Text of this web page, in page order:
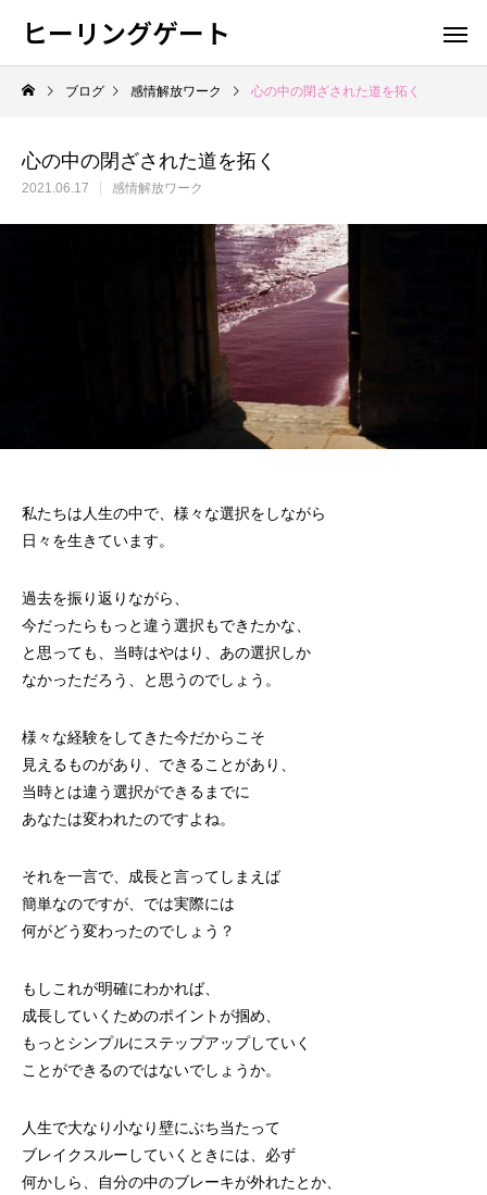
ヒーリングゲート
ブログ 感情解放ワーク 心の中の閉ざされた道を拓く
心の中の閉ざされた道を拓く
2021.06.17 感情解放ワーク
私たちは人生の中で、様々な選択をしながら
日々を生きています。
過去を振り返りながら、
今だったらもっと違う選択もできたかな、
と思っても、当時はやはり、あの選択しか
なかっただろう、と思うのでしょう。
様々な経験をしてきた今だからこそ
見えるものがあり、できることがあり、
当時とは違う選択ができるまでに
あなたは変われたのですよね。
それを一言で、成長と言ってしまえば
簡単なのですが、では実際には
何がどう変わったのでしょう？
もしこれが明確にわかれば、
成長していくためのポイントが掴め、
もっとシンプルにステップアップしていく
ことができるのではないでしょうか。
人生で大なり小なり壁にぶち当たって
ブレイクスルーしていくときには、必ず
何かしら、自分の中のブレーキが外れたとか、